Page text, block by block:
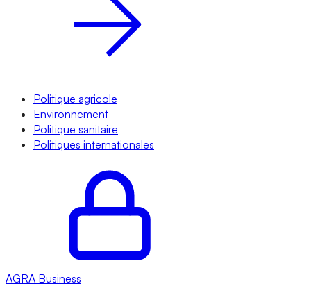
Politique agricole
Environnement
Politique sanitaire
Politiques internationales
AGRA Business